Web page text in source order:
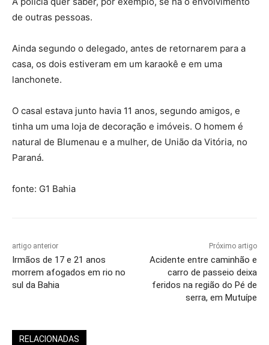
de outras pessoas.
Ainda segundo o delegado, antes de retornarem para a
casa, os dois estiveram em um karaokê e em uma
lanchonete.
O casal estava junto havia 11 anos, segundo amigos, e
tinha um uma loja de decoração e imóveis. O homem é
natural de Blumenau e a mulher, de União da Vitória, no
Paraná.
fonte: G1 Bahia
artigo anterior
Irmãos de 17 e 21 anos
morrem afogados em rio no
sul da Bahia
Próximo artigo
Acidente entre caminhão e
carro de passeio deixa
feridos na região do Pé de
serra, em Mutuípe
RELACIONADAS